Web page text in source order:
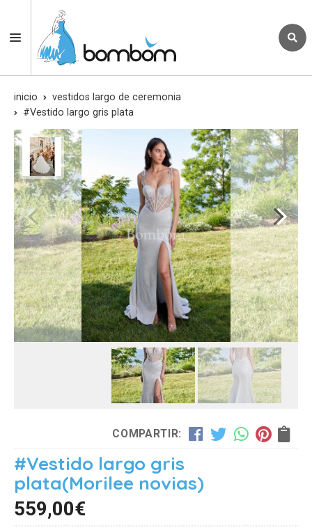
inicio
vestidos largo de ceremonia
#Vestido largo gris plata
COMPARTIR:
#Vestido largo gris
plata(Morilee novias)
559,00€